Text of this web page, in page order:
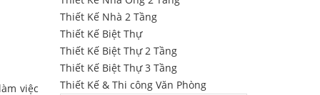
việc
Thiết Kế Nhà 2 Tầng
Thiết Kế Biệt Thự
Thiết Kế Biệt Thự 2 Tầng
Thiết Kế Biệt Thự 3 Tầng
Thiết Kế & Thi công Văn Phòng